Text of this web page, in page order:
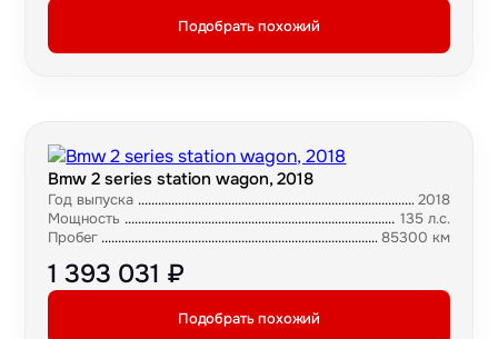
Подобрать похожий
Bmw 2 series station wagon, 2018
Год выпуска
2018
Мощность
135 л.с.
Пробег
85300 км
1 393 031 ₽
Подобрать похожий